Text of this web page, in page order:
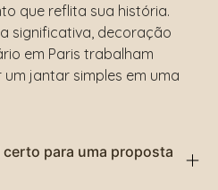
que reflita sua história.
significativa, decoração
em Paris trabalham
jantar simples em uma
para uma proposta